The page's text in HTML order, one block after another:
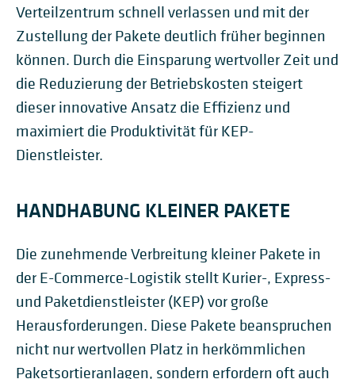
Verteilzentrum schnell verlassen und mit der
Zustellung der Pakete deutlich früher beginnen
können. Durch die Einsparung wertvoller Zeit und
die Reduzierung der Betriebskosten steigert
dieser innovative Ansatz die Effizienz und
maximiert die Produktivität für KEP-
Dienstleister.
HANDHABUNG KLEINER PAKETE
Die zunehmende Verbreitung kleiner Pakete in
der E-Commerce-Logistik stellt Kurier-, Express-
und Paketdienstleister (KEP) vor große
Herausforderungen. Diese Pakete beanspruchen
nicht nur wertvollen Platz in herkömmlichen
Paketsortieranlagen, sondern erfordern oft auch